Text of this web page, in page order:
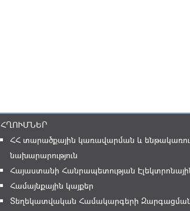
ՀՂՈՒՄՆԵՐ
ՀՀ տարածքային կառավարման և
նախարարություն
Հայաստանի Հանրապետության
Համայնքային կայքեր
Տեղեկատվական Համակարգերի